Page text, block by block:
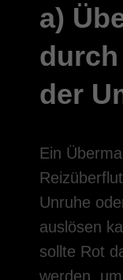
a)
der
Ein
Unruhe
auslösen
sollte Rot
werden,